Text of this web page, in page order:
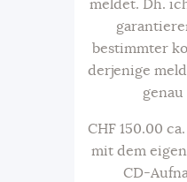
meldet. Dh.
bestimmter
derjenige
CHF 150.00
mit dem
CD-